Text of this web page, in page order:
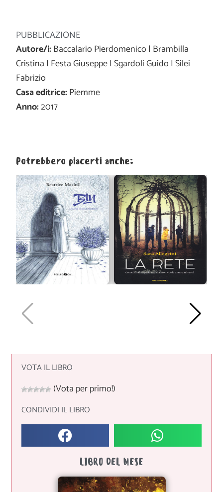
PUBBLICAZIONE
Autore/i:Baccalario Pierdomenico | Brambilla
Cristina | Festa Giuseppe | Sgardoli Guido | Silei
Fabrizio
Casa editrice:Piemme
Anno:2017
Potrebbero piacerti anche:
VOTA IL LIBRO
(Vota per primo!)
CONDIVIDI IL LIBRO
LIBRO DEL MESE